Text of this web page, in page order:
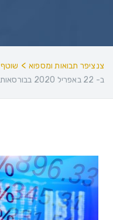
צנציפר תבואות ומספוא > שוטף
ב- 22 באפריל 2020 בבורסאות?